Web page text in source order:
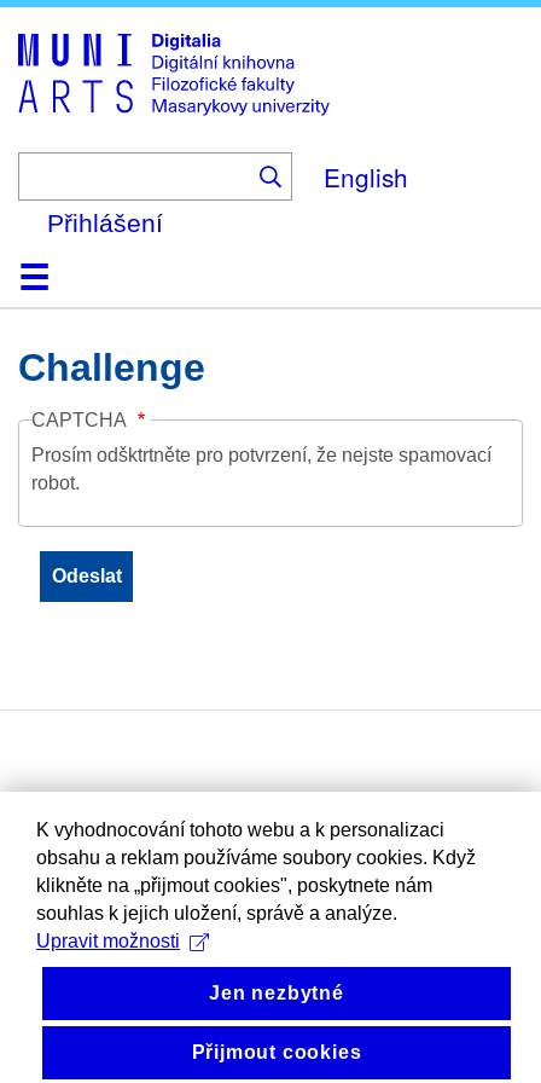
to
main
content
English
Přihlášení
DomůKolekce
Prohlížení
Vyhledávání
O platformě
Nápověda
KontaktDigitalia
Challenge
CAPTCHA
Prosím odšktrtněte pro potvrzení, že nejste spamovací
robot.
K vyhodnocování tohoto webu a k personalizaci
obsahu a reklam používáme soubory cookies. Když
klikněte na „přijmout cookies", poskytnete nám
souhlas k jejich uložení, správě a analýze.
Upravit možnosti
Jen nezbytné
Přijmout cookies